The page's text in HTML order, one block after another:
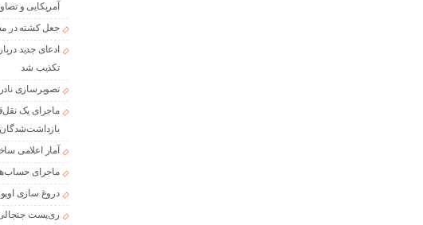
آمریکایی و
جعل کشته در
ادعای جدید
تکذیب شد
تصویرسازی
ماجرای یک
آمار اعلامی
ماجرای
دروغ سازی
ری‌پست جنجالی